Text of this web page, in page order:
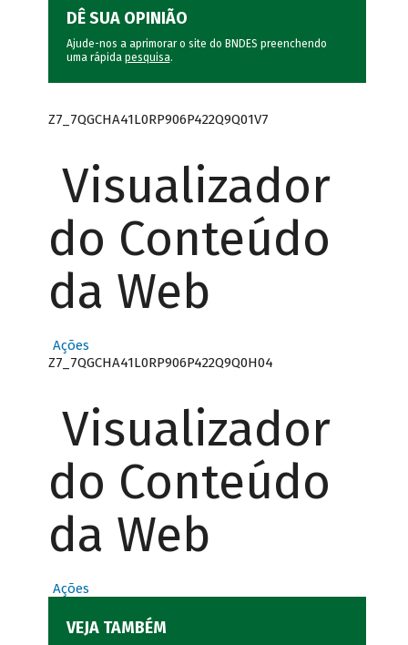
DÊ SUA OPINIÃO
Ajude-nos a aprimorar o site do BNDES preenchendo
uma rápida pesquisa.
Z7_7QGCHA41L0RP906P422Q9Q01V7
Visualizador
do Conteúdo
da Web
Ações
Z7_7QGCHA41L0RP906P422Q9Q0H04
Visualizador
do Conteúdo
da Web
Ações
VEJA TAMBÉM